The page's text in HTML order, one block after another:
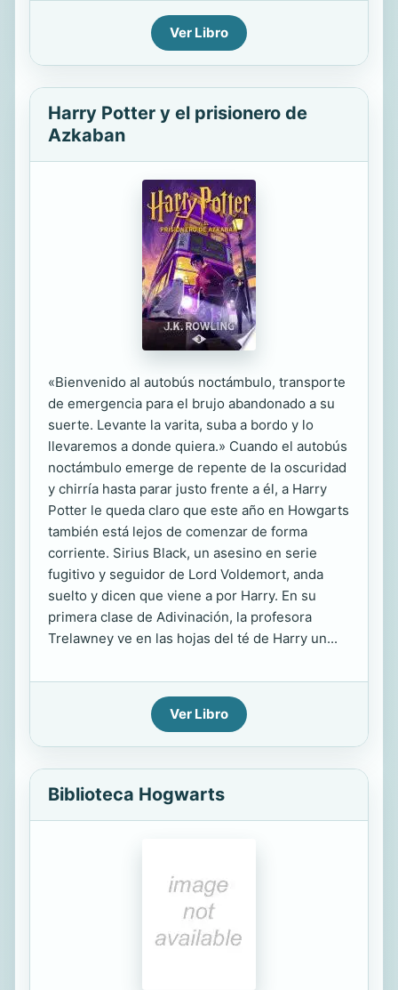
Ver Libro
Harry Potter y el prisionero de
Azkaban
«Bienvenido al autobús noctámbulo, transporte
de emergencia para el brujo abandonado a su
suerte. Levante la varita, suba a bordo y lo
llevaremos a donde quiera.» Cuando el autobús
noctámbulo emerge de repente de la oscuridad
y chirría hasta parar justo frente a él, a Harry
Potter le queda claro que este año en Howgarts
también está lejos de comenzar de forma
corriente. Sirius Black, un asesino en serie
fugitivo y seguidor de Lord Voldemort, anda
suelto y dicen que viene a por Harry. En su
primera clase de Adivinación, la profesora
Trelawney ve en las hojas del té de Harry un...
Ver Libro
Biblioteca Hogwarts